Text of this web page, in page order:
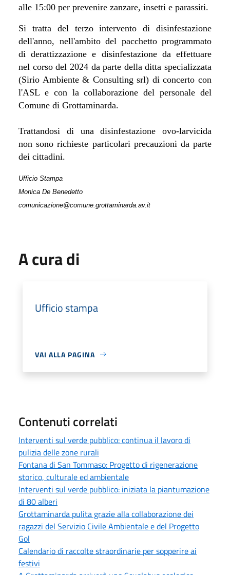
alle 15:00 per prevenire zanzare, insetti e parassiti.
Si tratta del terzo intervento di disinfestazione
dell'anno, nell'ambito del pacchetto programmato
di derattizzazione e disinfestazione da effettuare
nel corso del 2024 da parte della ditta specializzata
(Sirio Ambiente & Consulting srl) di concerto con
l'ASL e con la collaborazione del personale del
Comune di Grottaminarda.
Trattandosi di una disinfestazione ovo-larvicida
non sono richieste particolari precauzioni da parte
dei cittadini.
Ufficio Stampa
Monica De Benedetto
comunicazione@comune.grottaminarda.av.it
A cura di
Ufficio stampa
VAI ALLA PAGINA
Contenuti correlati
Interventi sul verde pubblico: continua il lavoro di
pulizia delle zone rurali
Fontana di San Tommaso: Progetto di rigenerazione
storico, culturale ed ambientale
Interventi sul verde pubblico: iniziata la piantumazione
di 80 alberi
Grottaminarda pulita grazie alla collaborazione dei
ragazzi del Servizio Civile Ambientale e del Progetto
Gol
Calendario di raccolte straordinarie per sopperire ai
festivi